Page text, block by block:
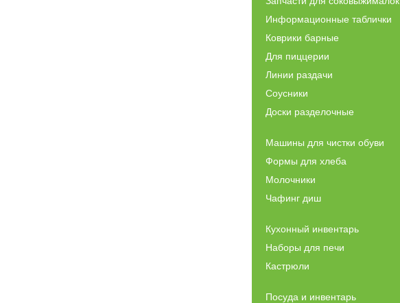
Информационные таблички
Коврики барные
Для пиццерии
Линии раздачи
Соусники
Доски разделочные
Машины для чистки обуви
Формы для хлеба
Молочники
Чафинг диш
Кухонный инвентарь
Наборы для печи
Кастрюли
Посуда и инвентарь